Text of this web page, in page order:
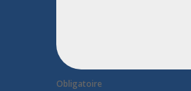
Obligatoire